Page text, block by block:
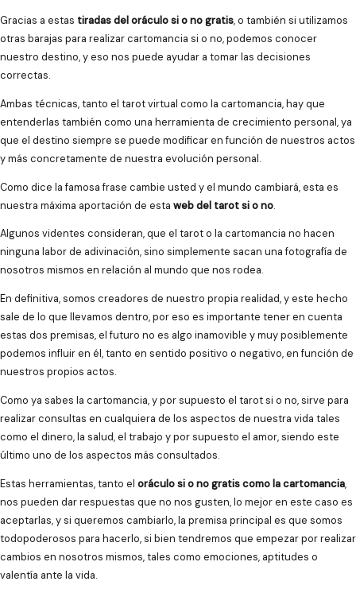
Gracias a estas tiradas del oráculo si o no gratis, o también si utilizamos
otras barajas para realizar cartomancia si o no, podemos conocer
nuestro destino, y eso nos puede ayudar a tomar las decisiones
correctas.
Ambas técnicas, tanto el tarot virtual como la cartomancia, hay que
entenderlas también como una herramienta de crecimiento personal, ya
que el destino siempre se puede modificar en función de nuestros actos
y más concretamente de nuestra evolución personal.
Como dice la famosa frase cambie usted y el mundo cambiará, esta es
nuestra máxima aportación de esta web del tarot si o no.
Algunos videntes consideran, que el tarot o la cartomancia no hacen
ninguna labor de adivinación, sino simplemente sacan una fotografía de
nosotros mismos en relación al mundo que nos rodea.
En definitiva, somos creadores de nuestro propia realidad, y este hecho
sale de lo que llevamos dentro, por eso es importante tener en cuenta
estas dos premisas, el futuro no es algo inamovible y muy posiblemente
podemos influir en él, tanto en sentido positivo o negativo, en función de
nuestros propios actos.
Como ya sabes la cartomancia, y por supuesto el tarot si o no, sirve para
realizar consultas en cualquiera de los aspectos de nuestra vida tales
como el dinero, la salud, el trabajo y por supuesto el amor, siendo este
último uno de los aspectos más consultados.
Estas herramientas, tanto el oráculo si o no gratis como la cartomancia,
nos pueden dar respuestas que no nos gusten, lo mejor en este caso es
aceptarlas, y si queremos cambiarlo, la premisa principal es que somos
todopoderosos para hacerlo, si bien tendremos que empezar por realizar
cambios en nosotros mismos, tales como emociones, aptitudes o
valentía ante la vida.